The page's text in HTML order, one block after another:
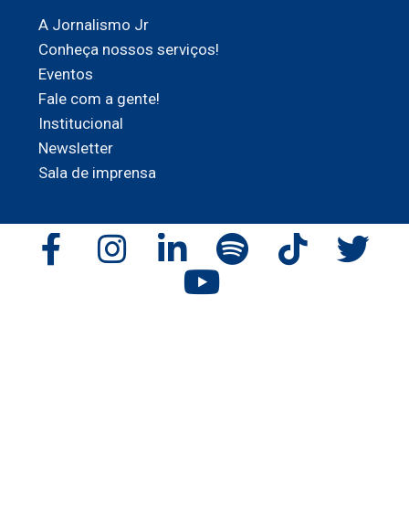
A Jornalismo Jr
Conheça nossos serviços!
Eventos
Fale com a gente!
Institucional
Newsletter
Sala de imprensa